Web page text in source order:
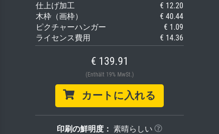
仕上げ加工
€ 12.20
木枠（画枠）
€ 40.44
ピクチャーハンガー
€ 1.09
ライセンス費用
€ 14.36
€ 139.91
(Enthält 19% MwSt.)
カートに入れる
印刷の鮮明度： 素晴らしい